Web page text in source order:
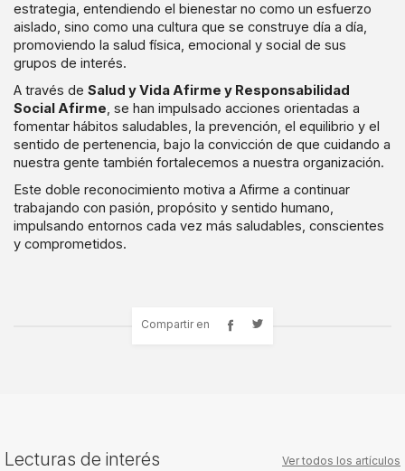
estrategia, entendiendo el bienestar no como un esfuerzo
aislado, sino como una cultura que se construye día a día,
promoviendo la salud física, emocional y social de sus
grupos de interés.
A través de Salud y Vida Afirme y Responsabilidad
Social Afirme, se han impulsado acciones orientadas a
fomentar hábitos saludables, la prevención, el equilibrio y el
sentido de pertenencia, bajo la convicción de que cuidando a
nuestra gente también fortalecemos a nuestra organización.
Este doble reconocimiento motiva a Afirme a continuar
trabajando con pasión, propósito y sentido humano,
impulsando entornos cada vez más saludables, conscientes
y comprometidos.
Compartir en
Lecturas de interés Ver todos los artículos